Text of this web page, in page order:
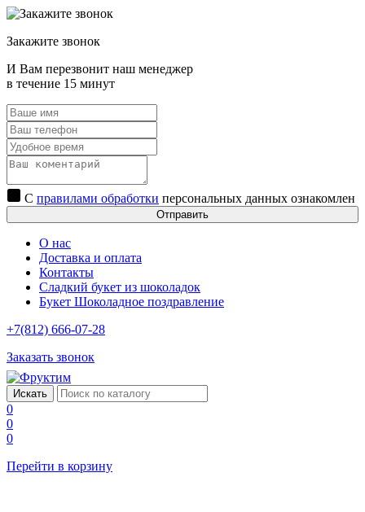
Закажите звонок
И Вам перезвонит наш менеджер
в течение 15 минут
С правилами обработки персональных данных ознакомлен
Отправить
О нас
Доставка и оплата
Контакты
Сладкий букет из шоколадок
Букет Шоколадное поздравление
+7(812) 666-07-28
Заказать звонок
0
0
0
Перейти в корзину